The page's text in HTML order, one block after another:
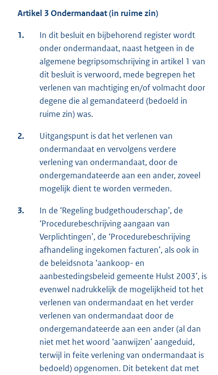
Artikel 3 Ondermandaat (in ruime zin)
1.
In dit besluit en bijbehorend register wordt
onder ondermandaat, naast hetgeen in de
algemene begripsomschrijving in artikel 1 van
dit besluit is verwoord, mede begrepen het
verlenen van machtiging en/of volmacht door
degene die al gemandateerd (bedoeld in
ruime zin) was.
2.
Uitgangspunt is dat het verlenen van
ondermandaat en vervolgens verdere
verlening van ondermandaat, door de
ondergemandateerde aan een ander, zoveel
mogelijk dient te worden vermeden.
3.
In de ‘Regeling budgethouderschap’, de
‘Procedurebeschrijving aangaan van
Verplichtingen’, de ‘Procedurebeschrijving
afhandeling ingekomen facturen’, als ook in
de beleidsnota ‘aankoop- en
aanbestedingsbeleid gemeente Hulst 2003’, is
evenwel nadrukkelijk de mogelijkheid tot het
verlenen van ondermandaat en het verder
verlenen van ondermandaat door de
ondergemandateerde aan een ander (al dan
niet met het woord ‘aanwijzen’ aangeduid,
terwijl in feite verlening van ondermandaat is
bedoeld) opgenomen. Dit betekent dat met